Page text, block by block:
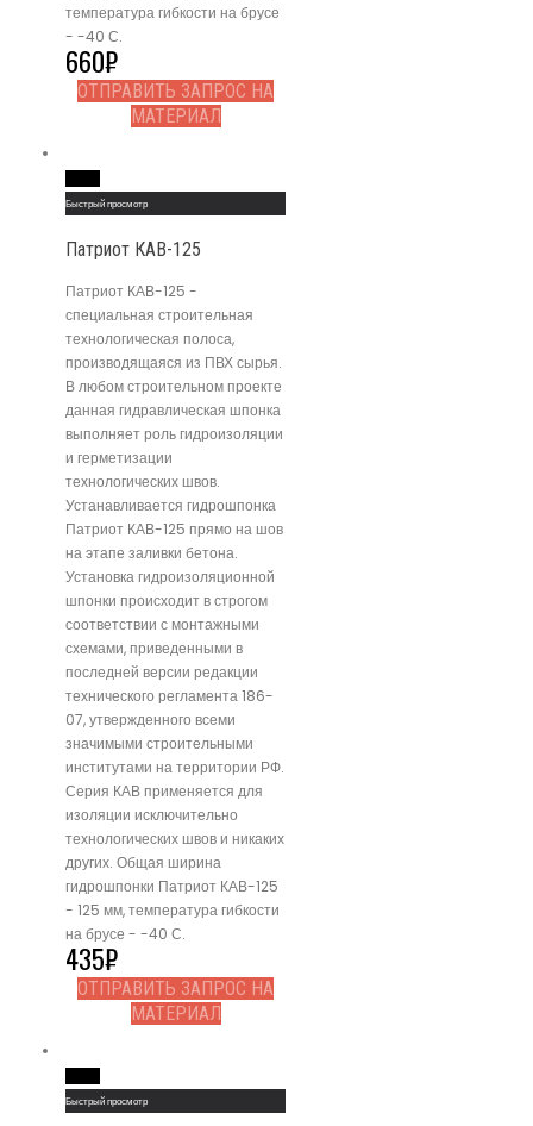
температура гибкости на брусе
- -40 С.
660₽
ОТПРАВИТЬ ЗАПРОС НА
МАТЕРИАЛ
Быстрый просмотр
Патриот КАВ-125
Патриот КАВ-125 -
специальная строительная
технологическая полоса,
производящаяся из ПВХ сырья.
В любом строительном проекте
данная гидравлическая шпонка
выполняет роль гидроизоляции
и герметизации
технологических швов.
Устанавливается гидрошпонка
Патриот КАВ-125 прямо на шов
на этапе заливки бетона.
Установка гидроизоляционной
шпонки происходит в строгом
соответствии с монтажными
схемами, приведенными в
последней версии редакции
технического регламента 186-
07, утвержденного всеми
значимыми строительными
институтами на территории РФ.
Серия КАВ применяется для
изоляции исключительно
технологических швов и никаких
других. Общая ширина
гидрошпонки Патриот КАВ-125
- 125 мм, температура гибкости
на брусе - -40 С.
435₽
ОТПРАВИТЬ ЗАПРОС НА
МАТЕРИАЛ
Быстрый просмотр